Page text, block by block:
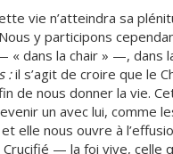
vie n’atteindra sa
y participons
« dans la chair » —, dans
:il s’agit de croire que le
de nous donner la vie.
un avec lui, comme
elle nous ouvre à
Crucifié — la foi vive, celle